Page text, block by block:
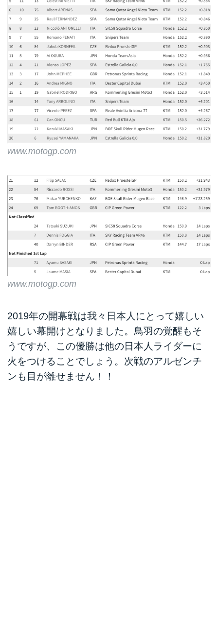
www.motogp.com
www.motogp.com
2019年の開幕戦は我々日本人にとって嬉しい
嬉しい幕開けとなりました。鳥羽の覚醒もそ
うですが、この優勝は他の日本人ライダーに
火をつけることでしょう。次戦のアルゼンチ
ンも目が離せません！！